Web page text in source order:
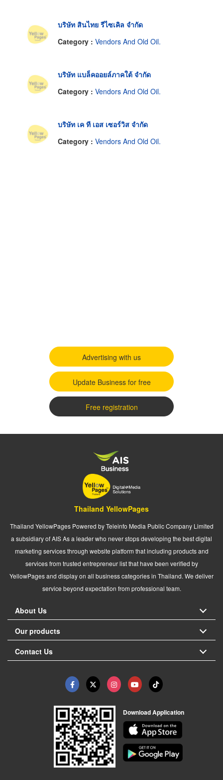
บริษัท สินไทย รีไซเคิล จำกัด
Category : Vendors And Old Oil.
บริษัท แบล็คออยล์ภาคใต้ จำกัด
Category : Vendors And Old Oil.
บริษัท เค ที เอส เซอร์วิส จำกัด
Category : Vendors And Old Oil.
Advertising with us
Update Business for free
Free registration
Thailand YellowPages
Thailand YellowPages Powered by Teleinfo Media Public Company Limited
a subsidiary of AIS As a leader who never stops developing the best digital
marketing services through website platform that including products and
services from trusted entrepreneur list that have been verified by
YellowPages and display on all business categories in Thailand. We deliver
service beyond expectation from professional team.
About Us
Our products
Contact Us
Download Application